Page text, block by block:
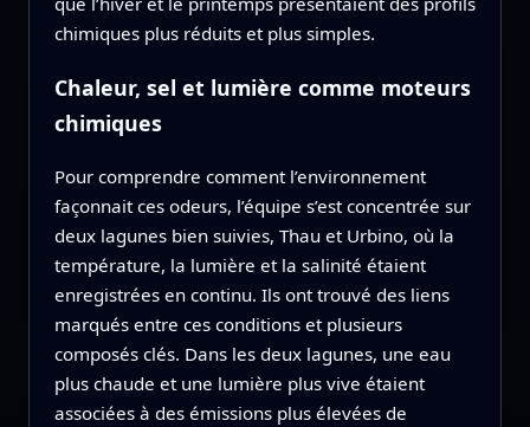
chimiques plus réduits et plus simples.
Chaleur, sel et lumière comme moteurs
chimiques
Pour comprendre comment l’environnement
façonnait ces odeurs, l’équipe s’est concentrée sur
deux lagunes bien suivies, Thau et Urbino, où la
température, la lumière et la salinité étaient
enregistrées en continu. Ils ont trouvé des liens
marqués entre ces conditions et plusieurs
composés clés. Dans les deux lagunes, une eau
plus chaude et une lumière plus vive étaient
associées à des émissions plus élevées de